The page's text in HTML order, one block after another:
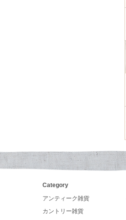
Category
アンティーク雑貨
カントリー雑貨